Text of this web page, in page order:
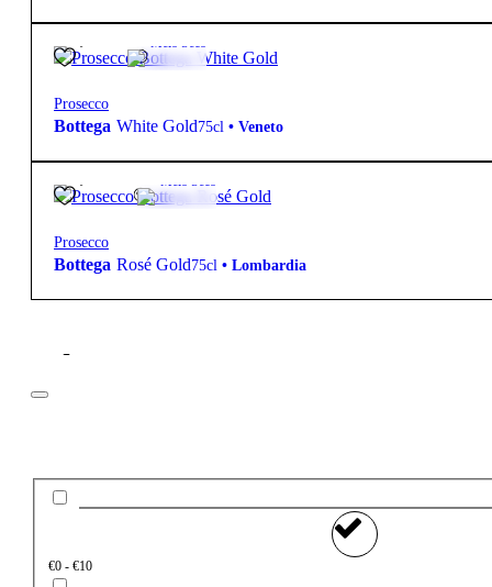
24,50€ Meio Seco
Prosecco
Bottega White Gold75cl • Veneto
24,50€ Meio Seco
Prosecco
Bottega Rosé Gold75cl • Lombardia
Filtros
€0 - €10